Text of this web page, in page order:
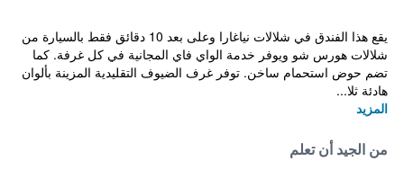
يقع هذا الفندق في شلالات نياغارا وعلى بعد 10 دقائق فقط بالسيارة من
شلالات هورس شو ويوفر خدمة الواي فاي المجانية في كل غرفة. كما
تضم حوض استحمام ساخن. توفر غرف الضيوف التقليدية المزينة بألوان
هادئة ثلا...
المزيد
من الجيد أن تعلم